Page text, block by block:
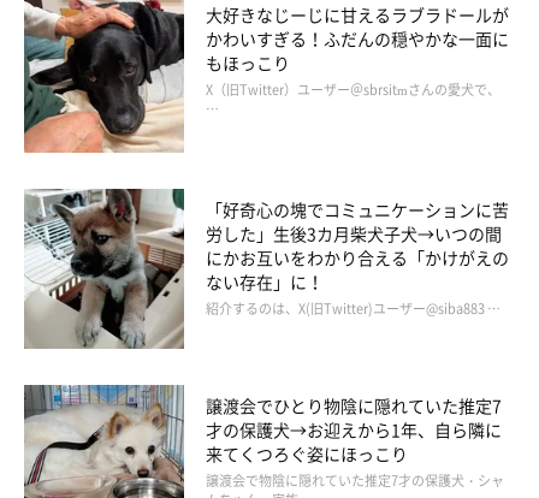
大好きなじーじに甘えるラブラドールが
かわいすぎる！ふだんの穏やかな一面に
もほっこり
X（旧Twitter）ユーザー＠sbrsitmさんの愛犬で、
…
「好奇心の塊でコミュニケーションに苦
労した」生後3カ月柴犬子犬→いつの間
にかお互いをわかり合える「かけがえの
ない存在」に！
紹介するのは、X(旧Twitter)ユーザー@siba883 …
譲渡会でひとり物陰に隠れていた推定7
才の保護犬→お迎えから1年、自ら隣に
来てくつろぐ姿にほっこり
譲渡会で物陰に隠れていた推定7才の保護犬・シャ